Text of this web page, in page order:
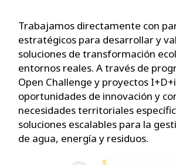
Trabajamos directamente con
estratégicos para desarrollar y
soluciones de transformación
entornos reales. A través de
Open Challenge y proyectos
oportunidades de innovación y
necesidades territoriales
soluciones escalables para la
de agua, energía y residuos.